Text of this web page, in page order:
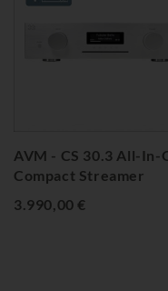
AVM - CS 30.3 All-In-
Compact Streamer
3.990,00 €